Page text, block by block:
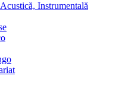
Instrumentală